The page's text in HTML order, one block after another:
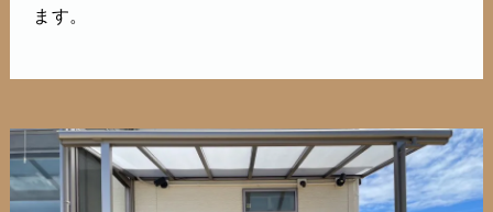
ます。